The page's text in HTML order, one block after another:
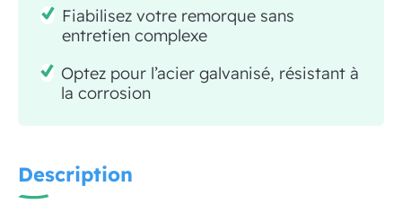
Fiabilisez votre remorque sans
entretien complexe
Optez pour l’acier galvanisé, résistant à
la corrosion
Description